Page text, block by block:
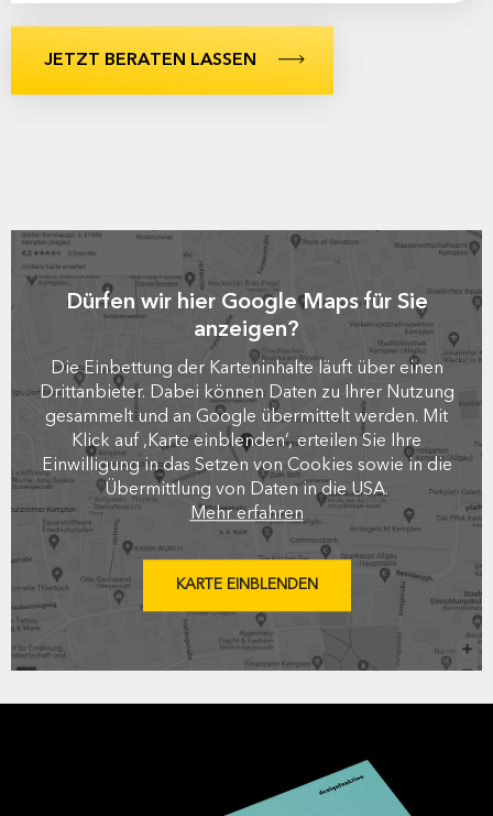
JETZT BERATEN LASSEN
Dürfen wir hier Google Maps für Sie
anzeigen?
Die Einbettung der Karteninhalte läuft über einen
Drittanbieter. Dabei können Daten zu Ihrer Nutzung
gesammelt und an Google übermittelt werden. Mit
Klick auf ‚Karte einblenden‘, erteilen Sie Ihre
Einwilligung in das Setzen von Cookies sowie in die
Übermittlung von Daten in die USA.
Mehr erfahren
KARTE EINBLENDEN